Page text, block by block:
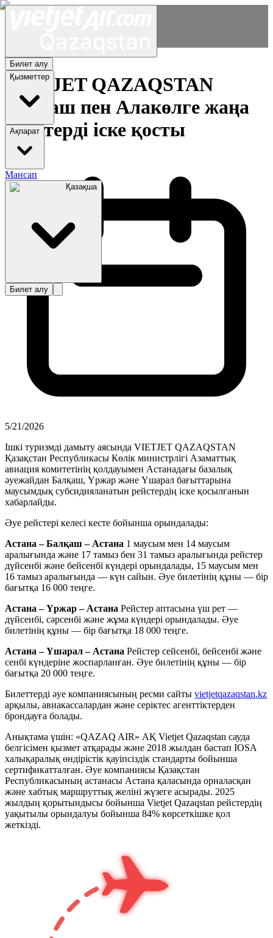
Билет алу
Қызметтер
Ақпарат
Мансап
Қазақша
Билет алу
VIETJET QAZAQSTAN
Балқаш пен Алакөлге жаңа
рейстерді іске қосты
5/21/2026
Ішкі туризмді дамыту аясында VIETJET QAZAQSTAN
Қазақстан Республикасы Көлік министрлігі Азаматтық
авиация комитетінің қолдауымен Астанадағы базалық
әуежайдан Балқаш, Үржар және Үшарал бағыттарына
маусымдық субсидияланатын рейстердің іске қосылғанын
хабарлайды.
Әуе рейстері келесі кесте бойынша орындалады:
Астана – Балқаш – Астана 1 маусым мен 14 маусым
аралығында және 17 тамыз бен 31 тамыз аралығында рейстер
дүйсенбі және бейсенбі күндері орындалады, 15 маусым мен
16 тамыз аралығында — күн сайын. Әуе билетінің құны — бір
бағытқа 16 000 теңге.
Астана – Үржар – Астана Рейстер аптасына үш рет —
дүйсенбі, сәрсенбі және жұма күндері орындалады. Әуе
билетінің құны — бір бағытқа 18 000 теңге.
Астана – Үшарал – Астана Рейстер сейсенбі, бейсенбі және
сенбі күндеріне жоспарланған. Әуе билетінің құны — бір
бағытқа 20 000 теңге.
Билеттерді әуе компаниясының ресми сайты vietjetqazaqstan.kz
арқылы, авиакассалардан және серіктес агенттіктерден
брондауға болады.
Анықтама үшін: «QAZAQ AIR» АҚ Vietjet Qazaqstan сауда
белгісімен қызмет атқарады және 2018 жылдан бастап IOSA
халықаралық өндірістік қауіпсіздік стандарты бойынша
сертификатталған. Әуе компаниясы Қазақстан
Республикасының астанасы Астана қаласында орналасқан
және хабтық маршруттық желіні жүзеге асырады. 2025
жылдың қорытындысы бойынша Vietjet Qazaqstan рейстердің
уақытылы орындалуы бойынша 84% көрсеткішке қол
жеткізді.